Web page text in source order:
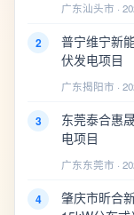
广东汕头市 ·
2
普宁维宁新
伏发电项目
广东揭阳市 ·
3
东莞泰合惠
电项目
广东东莞市 ·
4
肇庆市昕合